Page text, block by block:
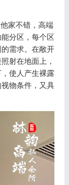
家不错，高端
分区，每个区
需求。在敞开
射在地面上，
使人产生裸露
物条件，又具